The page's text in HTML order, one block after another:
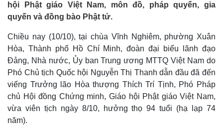
hội Phật giáo Việt Nam, môn đồ, pháp quyến, gia
quyến và đồng bào Phật tử.
Chiều nay (10/10), tại chùa Vĩnh Nghiêm, phường Xuân
Hòa, Thành phố Hồ Chí Minh, đoàn đại biểu lãnh đạo
Đảng, Nhà nước, Ủy ban Trung ương MTTQ Việt Nam do
Phó Chủ tịch Quốc hội Nguyễn Thị Thanh dẫn đầu đã đến
viếng Trưởng lão Hòa thượng Thích Trí Tịnh, Phó Pháp
chủ Hội đồng Chứng minh, Giáo hội Phật giáo Việt Nam,
vừa viên tịch ngày 8/10, hưởng thọ 94 tuổi (hạ lạp 74
năm).